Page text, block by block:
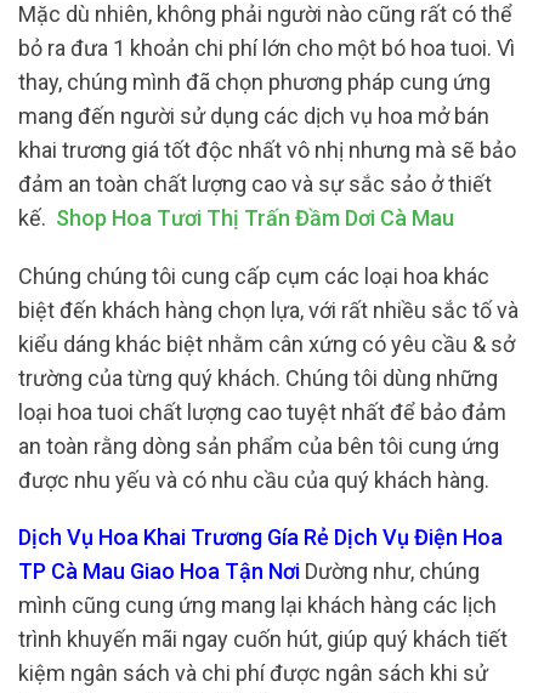
Mặc dù nhiên, không phải người nào cũng rất có thể
bỏ ra đưa 1 khoản chi phí lớn cho một bó hoa tuoi. Vì
thay, chúng mình đã chọn phương pháp cung ứng
mang đến người sử dụng các dịch vụ hoa mở bán
khai trương giá tốt độc nhất vô nhị nhưng mà sẽ bảo
đảm an toàn chất lượng cao và sự sắc sảo ở thiết
kế. Shop Hoa Tươi Thị Trấn Đầm Dơi Cà Mau
Chúng chúng tôi cung cấp cụm các loại hoa khác
biệt đến khách hàng chọn lựa, với rất nhiều sắc tố và
kiểu dáng khác biệt nhằm cân xứng có yêu cầu & sở
trường của từng quý khách. Chúng tôi dùng những
loại hoa tuoi chất lượng cao tuyệt nhất để bảo đảm
an toàn rằng dòng sản phẩm của bên tôi cung ứng
được nhu yếu và có nhu cầu của quý khách hàng.
Dịch Vụ Hoa Khai Trương Gía Rẻ Dịch Vụ Điện Hoa
TP Cà Mau Giao Hoa Tận Nơi Dường như, chúng
mình cũng cung ứng mang lại khách hàng các lịch
trình khuyến mãi ngay cuốn hút, giúp quý khách tiết
kiệm ngân sách và chi phí được ngân sách khi sử